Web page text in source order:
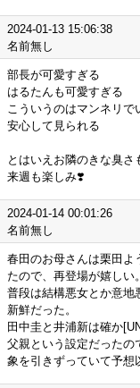
2024-01-13 15:06:38
名前無し
部長が可愛すぎる
はるたんも可愛すぎる
こういうのはマンネリで
安心して見られる
とはいえお隣のきな臭さ
来週も楽しみ❣️
2024-01-14 00:01:26
名前無し
春田のお母さんは栗田よ
たので、再登場が嬉しい。
普段は結構悪女とか意地
新鮮だった。
田中圭と井浦新は確か
父親という設定だったの
象を引きずっていて予想